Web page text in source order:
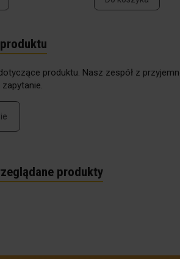
produktu. Nasz zespół z
produkty